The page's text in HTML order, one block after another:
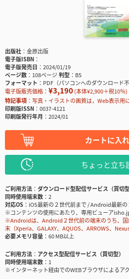
出版社
金原出版
電子版ISBN
電子版発売日
2024/01/19
ページ数
108ページ判型
B5
フォーマット
PDF（パソコンへのダウンロード不
電子版販売価格： ¥3,190(本体¥2,900＋税10％)
特記事項
写真・イラストの画質は，Web表示用
印刷版ISSN
0037-4121
印刷版発行年月
2024/01
カートに入
ちょっと立ち
ご利用方法
ダウンロード型配信サービス（買切型
同時使用端末数
2
対応OS
iOS最新の２世代前まで / Android最新の
※コンテンツの使用にあたり、専用ビューア
※Androidは、Android２世代前の端末のうち、国
末（Xperia、GALAXY、AQUOS、ARROWS、
必要メモリ容量
60 MB以上
ご利用方法
アクセス型配信サービス（買切型）
同時使用端末数
1
※インターネット経由でのWEBブラウザによるア